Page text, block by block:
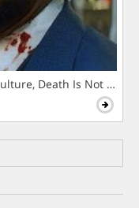
Death Is Not The